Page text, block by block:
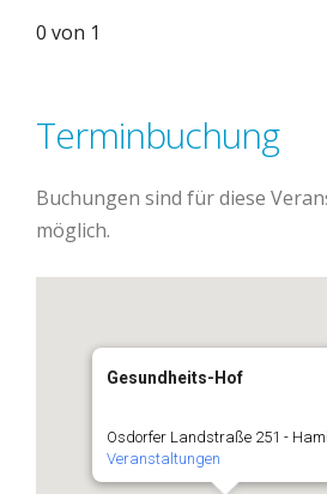
0 von 1
Terminbuchung
Buchungen sind für diese
möglich.
Gesundheits-Hof
Osdorfer Landstraße 251 -
Veranstaltungen